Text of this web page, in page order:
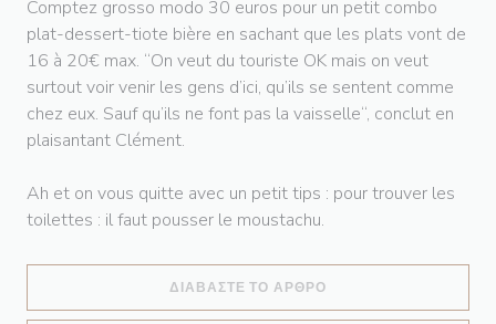
Comptez grosso modo 30 euros pour un petit combo
plat-dessert-tiote bière en sachant que les plats vont de
16 à 20€ max. “On veut du touriste OK mais on veut
surtout voir venir les gens d’ici, qu’ils se sentent comme
chez eux. Sauf qu’ils ne font pas la vaisselle“, conclut en
plaisantant Clément.
Ah et on vous quitte avec un petit tips : pour trouver les
toilettes : il faut pousser le moustachu.
ΔΙΑΒΆΣΤΕ ΤΟ ΆΡΘΡΟ